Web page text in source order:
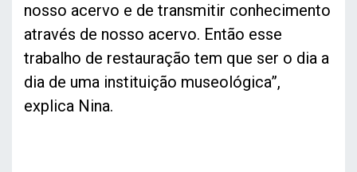
nosso acervo e de transmitir conhecimento
através de nosso acervo. Então esse
trabalho de restauração tem que ser o dia a
dia de uma instituição museológica”,
explica Nina.